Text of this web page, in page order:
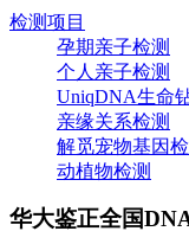
检测项目
孕期亲子检测
个人亲子检测
UniqDNA生命
亲缘关系检测
解觅宠物基因
动植物检测
华大鉴正全国